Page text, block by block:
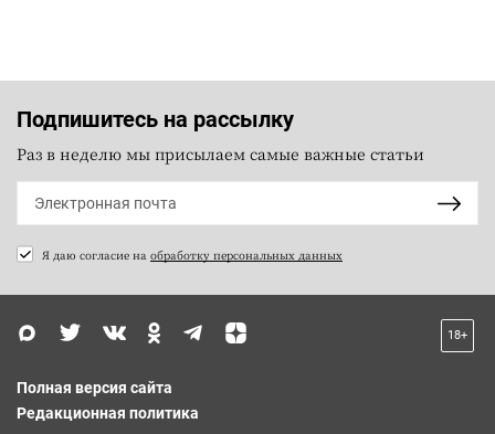
Подпишитесь на рассылку
Раз в неделю мы присылаем самые важные статьи
Я даю согласие на обработку персональных данных
18+
Полная версия сайта
Редакционная политика